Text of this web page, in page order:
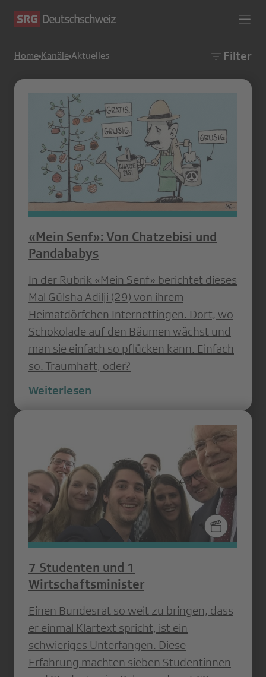
Home Kanäle Aktuelles Filter
«Mein Senf»: Von Chatzebisi und
Pandababys
In der Rubrik «Mein Senf» berichtet dieses
Mal Gülsha Adilji (29) von ihrem
Heimatdörfchen Internettingen. Dort, wo
Schokolade auf den Bäumen wächst und
man sie einfach so pflücken kann. Einfach
so. Traumhaft, oder?
Weiterlesen
7 Studenten und 1
Wirtschaftsminister
Einen Bundesrat so weit zu bringen, dass
er einmal Klartext spricht, ist ein
schwieriges Unterfangen. Diese
Erfahrung machten sieben Studentinnen